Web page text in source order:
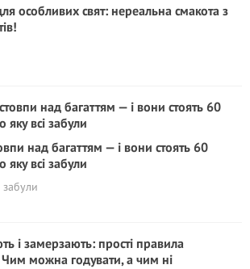
особливих свят: нереальна смакота з
над багаттям — і вони стоять 60
яку всі забули
забули